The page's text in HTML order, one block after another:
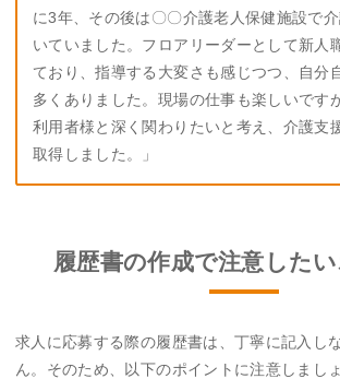
に3年、その後は〇〇介護老人保健施設で
いていました。フロアリーダーとして新人
ており、指導する大変さも感じつつ、自分
多くありました。現場の仕事も楽しいです
利用者様と深く関わりたいと考え、介護支
取得しました。」
履歴書の作成で注意した
求人に応募する際の履歴書は、丁寧に記入し
ん。そのため、以下のポイントに注意しましょ